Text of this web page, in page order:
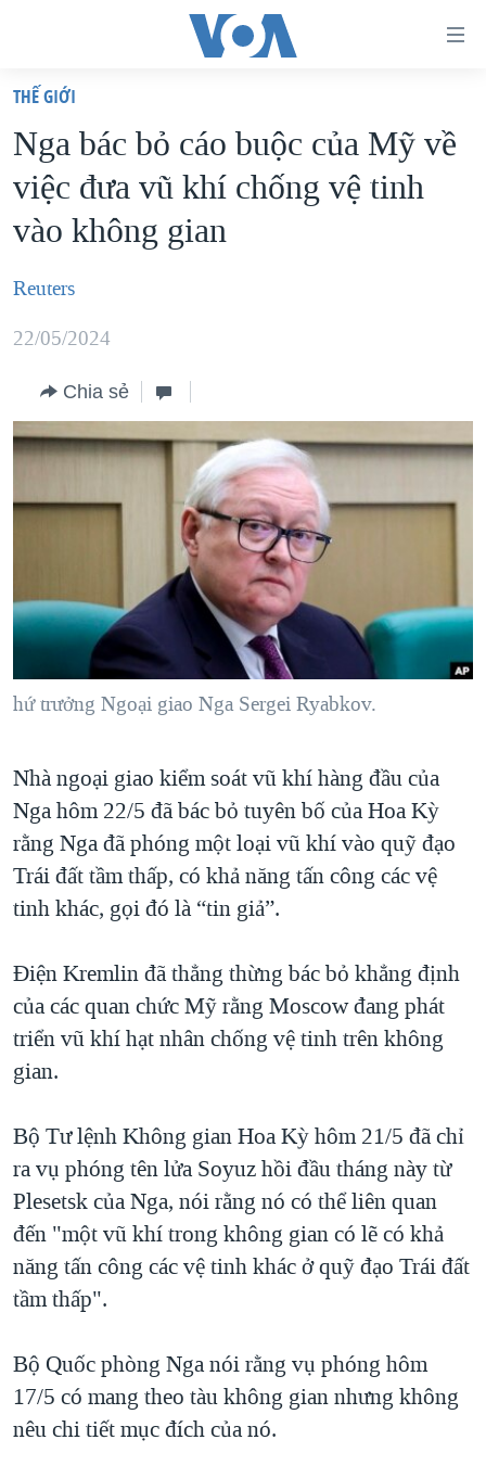
truy
cập
Tới
nội
chính
điều
hướng
chính
Đi
"Tìm"
VIỆT NAM
HOA KỲ
BIỂN ĐÔNG
THẾ GIỚI
DIỄN ĐÀN
MỤC
NGƯỜI VIỆT HẢI NGOẠI
KHOA HỌC
SỨC KHOẺ
VĂN HOÁ
GIÁO DỤC
CHUYÊN ĐỀ
CHIẾN TRANH THƯƠNG MẠI CỦA MỸ: QUÁ KHỨ VÀ HIỆN
HÀNH TRÌNH BẦU CỬ 2024
MỘT NĂM CHIẾN TRANH TẠI DẢI GAZA
GIẢI MÃ VÀNH ĐAI & CON ĐƯỜNG
NGÀY TỊ NẠN THẾ GIỚI
CHI PHÍ CHIẾN TRANH AFGHANISTAN
CÁC GIÁ TRỊ CỘNG HÒA Ở VIỆT NAM
THƯỢNG ĐỈNH TRUMP-KIM TẠI VIỆT NAM
TRỊNH VĨNH BÌNH VS. CHÍNH PHỦ VIỆT NAM
NGƯ DÂN VIỆT VÀ LÀN SÓNG TRỘM HẢI SÂM
BÊN KIA QUỐC LỘ: TIẾNG VỌNG TỪ NÔNG THÔN MỸ
QUAN HỆ VIỆT MỸ
HỌC TIẾNG ANH
VIDEO
MẠNG XÃ HỘI
Ngôn ngữ khác
THẾ GIỚI
Nga bác bỏ cáo buộc của Mỹ về
việc đưa vũ khí chống vệ tinh
vào không gian
Reuters
22/05/2024
Chia sẻ
hứ trưởng Ngoại giao Nga Sergei Ryabkov.
Nhà ngoại giao kiểm soát vũ khí hàng đầu của
Nga hôm 22/5 đã bác bỏ tuyên bố của Hoa Kỳ
rằng Nga đã phóng một loại vũ khí vào quỹ đạo
Trái đất tầm thấp, có khả năng tấn công các vệ
tinh khác, gọi đó là “tin giả”.
Điện Kremlin đã thẳng thừng bác bỏ khẳng định
của các quan chức Mỹ rằng Moscow đang phát
triển vũ khí hạt nhân chống vệ tinh trên không
gian.
Bộ Tư lệnh Không gian Hoa Kỳ hôm 21/5 đã chỉ
ra vụ phóng tên lửa Soyuz hồi đầu tháng này từ
Plesetsk của Nga, nói rằng nó có thể liên quan
đến "một vũ khí trong không gian có lẽ có khả
năng tấn công các vệ tinh khác ở quỹ đạo Trái đất
tầm thấp".
Bộ Quốc phòng Nga nói rằng vụ phóng hôm
17/5 có mang theo tàu không gian nhưng không
nêu chi tiết mục đích của nó.